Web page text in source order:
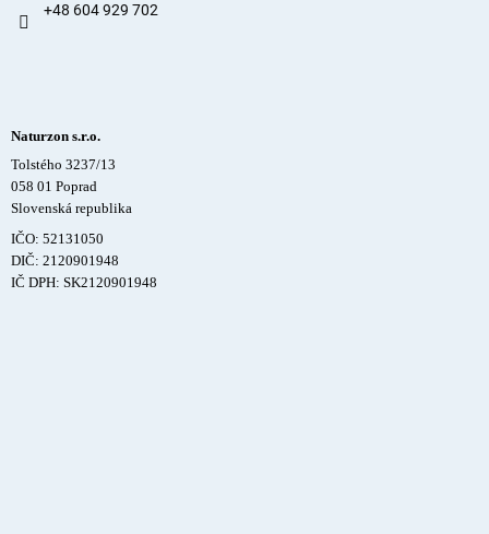
+48 604 929 702
Naturzon s.r.o.
Tolstého 3237/13
058 01 Poprad
Slovenská republika
IČO: 52131050
DIČ: 2120901948
IČ DPH: SK2120901948